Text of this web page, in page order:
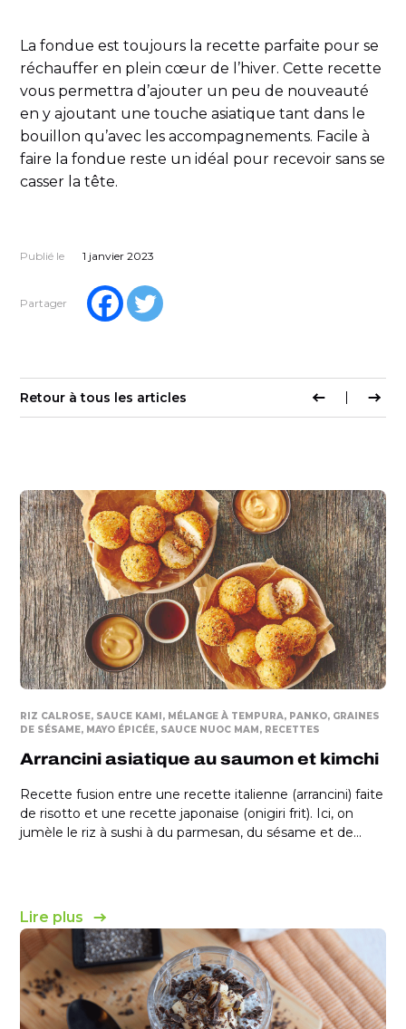
La fondue est toujours la recette parfaite pour se
réchauffer en plein cœur de l’hiver. Cette recette
vous permettra d’ajouter un peu de nouveauté
en y ajoutant une touche asiatique tant dans le
bouillon qu’avec les accompagnements. Facile à
faire la fondue reste un idéal pour recevoir sans se
casser la tête.
Publié le 1 janvier 2023
Partager
Retour à tous les articles
RIZ CALROSE SAUCE KAMI MÉLANGE À TEMPURA PANKO GRAINES
DE SÉSAME MAYO ÉPICÉE SAUCE NUOC MAM RECETTES
Arrancini asiatique au saumon et kimchi
Recette fusion entre une recette italienne (arrancini) faite
de risotto et une recette japonaise (onigiri frit). Ici, on
jumèle le riz à sushi à du parmesan, du sésame et de...
Lire plus